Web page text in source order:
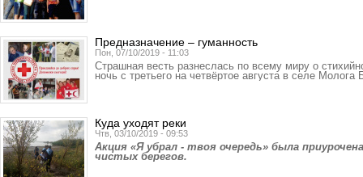
Предназначение – гуманность
Пон, 07/10/2019 - 11:03
Страшная весть разнеслась по всему миру о
ночь с третьего на четвёртое августа в селе Молога
Куда уходят реки
Чтв, 03/10/2019 - 09:53
Акция «Я убрал - твоя очередь» была
чистых берегов.